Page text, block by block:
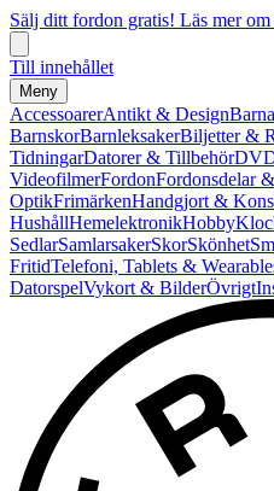
Sälj ditt fordon gratis! Läs mer
Till innehållet
Meny
AccessoarerAntikt & Design
BarnskorBarnleksakerBiljetter &
TidningarDatorer & Tillbehör
VideofilmerFordonFordonsdelar
OptikFrimärkenHandgjort &
HushållHemelektronikHobby
SedlarSamlarsakerSkorSkönhet
FritidTelefoni, Tablets &
DatorspelVykort & BilderÖvrigt